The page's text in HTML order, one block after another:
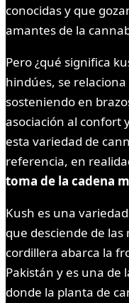
conocidas y que
amantes de la
Pero ¿qué significa
hindúes, se
sosteniendo en
asociación al confort
esta variedad de
referencia, en
toma de la cadena
Kush es una
que desciende de
cordillera abarca la
Pakistán y es una de
donde la planta de